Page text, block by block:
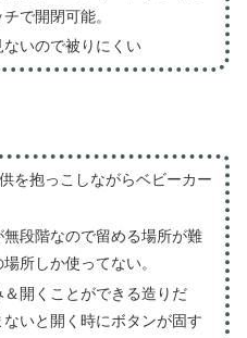
で開閉可能。
いので被りにくい
を抱っこしながらベビーカー
段階なので留める場所が難
所しか使ってない。
開くことができる造りだ
いと開く時にボタンが固す